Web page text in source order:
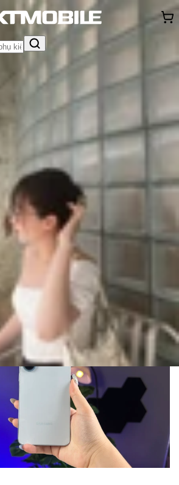
Trên Tay
Khuyến
Thông báoKhách
Galaxy A57 cực bổ
trải nghiệm hằng